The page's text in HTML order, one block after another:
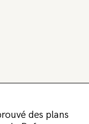
des plans
d’euros, nous
protéger
avec un premier